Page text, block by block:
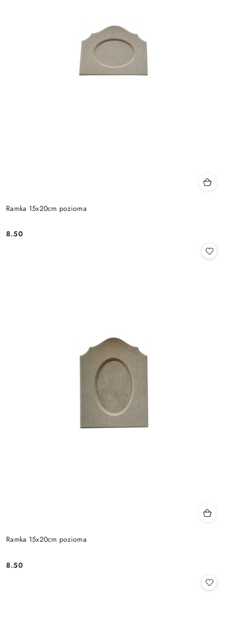
Ramka 15x20cm pozioma
Cena:
8.50
Ramka 15x20cm pozioma
Cena:
8.50